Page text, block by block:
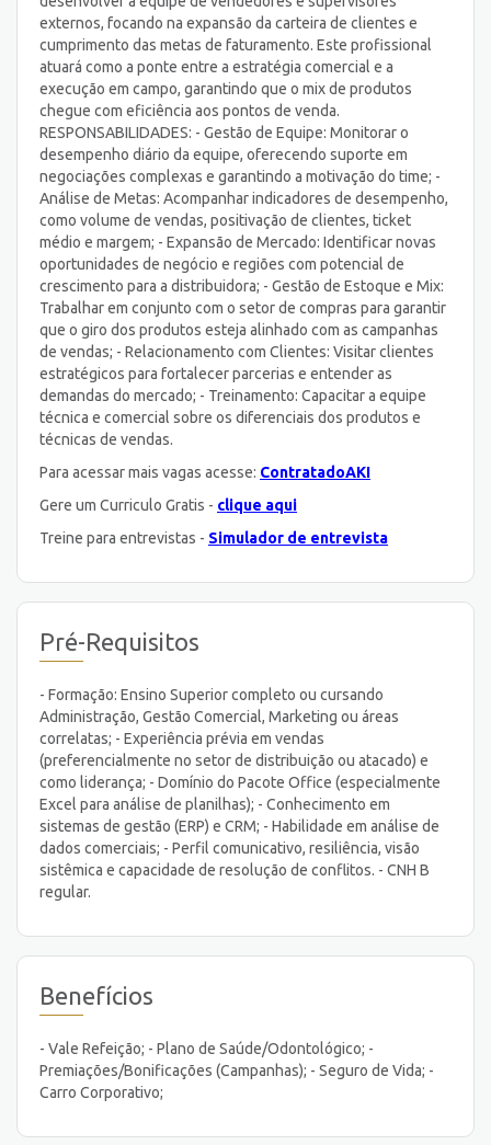
externos, focando na expansão da carteira de clientes e
cumprimento das metas de faturamento. Este profissional
atuará como a ponte entre a estratégia comercial e a
execução em campo, garantindo que o mix de produtos
chegue com eficiência aos pontos de venda.
RESPONSABILIDADES: - Gestão de Equipe: Monitorar o
desempenho diário da equipe, oferecendo suporte em
negociações complexas e garantindo a motivação do time; -
Análise de Metas: Acompanhar indicadores de desempenho,
como volume de vendas, positivação de clientes, ticket
médio e margem; - Expansão de Mercado: Identificar novas
oportunidades de negócio e regiões com potencial de
crescimento para a distribuidora; - Gestão de Estoque e Mix:
Trabalhar em conjunto com o setor de compras para garantir
que o giro dos produtos esteja alinhado com as campanhas
de vendas; - Relacionamento com Clientes: Visitar clientes
estratégicos para fortalecer parcerias e entender as
demandas do mercado; - Treinamento: Capacitar a equipe
técnica e comercial sobre os diferenciais dos produtos e
técnicas de vendas.
Para acessar mais vagas acesse: ContratadoAKI
Gere um Curriculo Gratis - clique aqui
Treine para entrevistas - Simulador de entrevista
Pré-Requisitos
- Formação: Ensino Superior completo ou cursando
Administração, Gestão Comercial, Marketing ou áreas
correlatas; - Experiência prévia em vendas
(preferencialmente no setor de distribuição ou atacado) e
como liderança; - Domínio do Pacote Office (especialmente
Excel para análise de planilhas); - Conhecimento em
sistemas de gestão (ERP) e CRM; - Habilidade em análise de
dados comerciais; - Perfil comunicativo, resiliência, visão
sistêmica e capacidade de resolução de conflitos. - CNH B
regular.
Benefícios
- Vale Refeição; - Plano de Saúde/Odontológico; -
Premiações/Bonificações (Campanhas); - Seguro de Vida; -
Carro Corporativo;